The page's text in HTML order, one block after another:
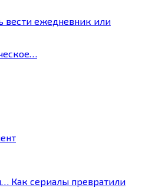
вести ежедневник или
Как сериалы превратили